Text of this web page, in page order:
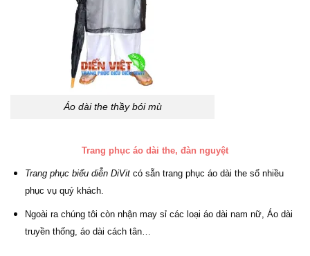
Áo dài the thầy bói mù
Trang phục áo dài the, đàn nguyệt
Trang phục biểu diễn DiVitcó sẵn trang phục áo dài the số nhiều
phục vụ quý khách.
Ngoài ra chúng tôi còn nhận may sỉ các loại áo dài nam nữ, Áo dài
truyền thống, áo dài cách tân…